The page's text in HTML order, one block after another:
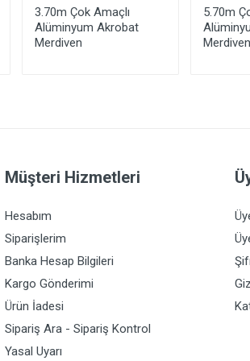
3.70m Çok Amaçlı
Alüminyum Akrobat
Merdiven
5.70m
Merdiven
Müşteri Hizmetleri
Hesabım
Siparişlerim
Banka Hesap Bilgileri
Kargo Gönderimi
Ürün İadesi
Sipariş Ara - Sipariş Kontrol
Yasal Uyarı